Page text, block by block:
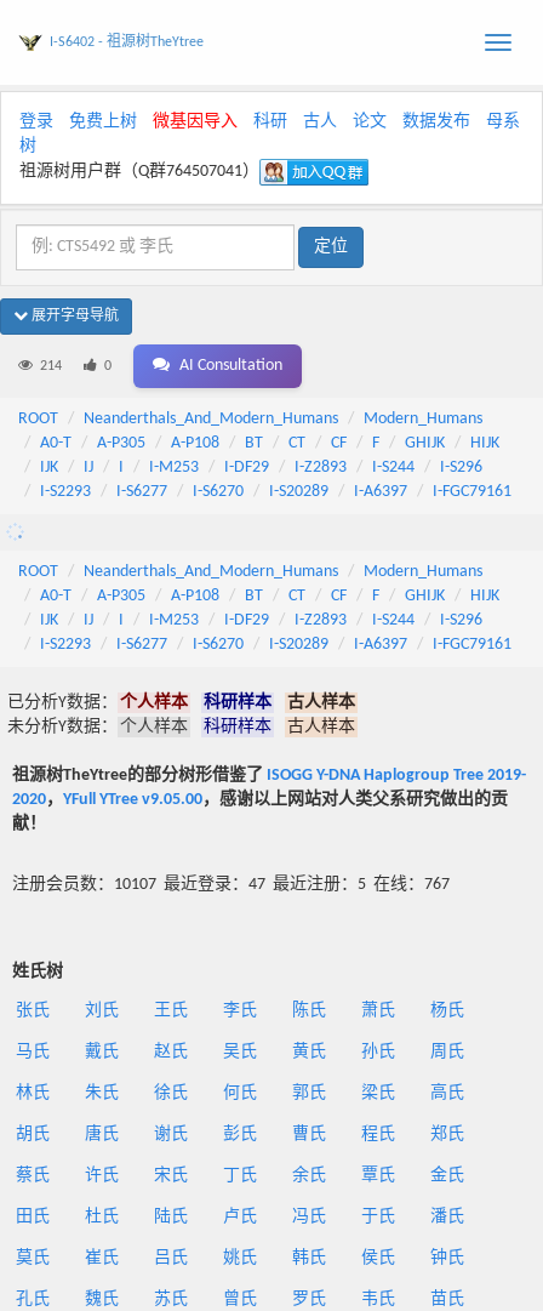
Toggle
I-S6402 - 祖源树TheYtree
登录 免费上树 微基因导入 科研 古人 论文 数据发布
母系
树
祖源树用户群（Q群764507041）
展开字母导航
214 0 AI Consultation
ROOT Neanderthals_And_Modern_Humans
Modern_Humans
A0-T
A-P305 A-P108 BT CT CF F GHIJK
HIJK
IJK
IJ I I-M253 I-DF29 I-Z2893 I-S244
I-S296
I-S2293
I-S6277 I-S6270 I-S20289 I-A6397 I-FGC79161
ROOT Neanderthals_And_Modern_Humans
Modern_Humans
A0-T
A-P305 A-P108 BT CT CF F GHIJK
HIJK
IJK
IJ I I-M253 I-DF29 I-Z2893 I-S244
I-S296
I-S2293
I-S6277 I-S6270 I-S20289 I-A6397 I-FGC79161
已分析Y数据： 个人样本 科研样本
古人样本
未分析Y数据：
个人样本 科研样本 古人样本
祖源树TheYtree的部分树形借鉴了 ISOGG Y-DNA Haplogroup Tree 2019-
2020， YFull YTree v9.05.00，感谢以上网站对人类父系研究做出的贡
献！
注册会员数：10107 最近登录：47 最近注册：5 在线：767
姓氏树
张氏 刘氏 王氏 李氏 陈氏 萧氏 杨氏
马氏 戴氏 赵氏 吴氏 黄氏 孙氏 周氏
林氏 朱氏 徐氏 何氏 郭氏 梁氏 高氏
胡氏 唐氏 谢氏 彭氏 曹氏 程氏 郑氏
蔡氏 许氏 宋氏 丁氏 余氏 覃氏 金氏
田氏 杜氏 陆氏 卢氏 冯氏 于氏 潘氏
莫氏 崔氏 吕氏 姚氏 韩氏 侯氏 钟氏
孔氏 魏氏 苏氏 曾氏 罗氏 韦氏 苗氏